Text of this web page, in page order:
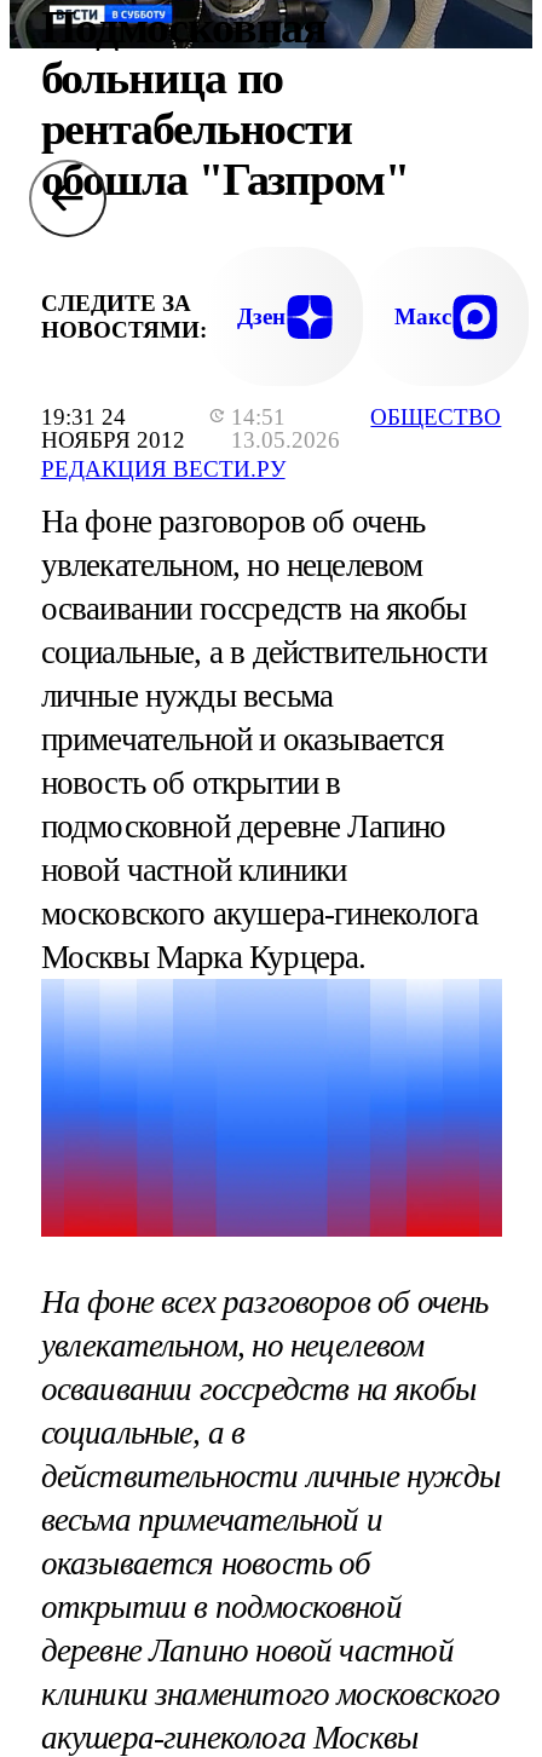
19:31 24
НОЯБРЯ 2012
14:51
13.05.2026
РЕДАКЦИЯ ВЕСТИ.РУ
ОБЩЕСТВО
Подмосковная
больница по
рентабельности
обошла "Газпром"
СЛЕДИТЕ ЗА
НОВОСТЯМИ:
Дзен Макс
На фоне разговоров об очень
увлекательном, но нецелевом
осваивании госсредств на якобы
социальные, а в действительности
личные нужды весьма
примечательной и оказывается
новость об открытии в
подмосковной деревне Лапино
новой частной клиники
московского акушера-гинеколога
Москвы Марка Курцера.
На фоне всех разговоров об очень
увлекательном, но нецелевом
осваивании госсредств на якобы
социальные, а в
действительности личные нужды
весьма примечательной и
оказывается новость об
открытии в подмосковной
деревне Лапино новой частной
клиники знаменитого московского
акушера-гинеколога Москвы